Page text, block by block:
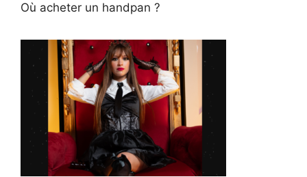
Où acheter un handpan ?